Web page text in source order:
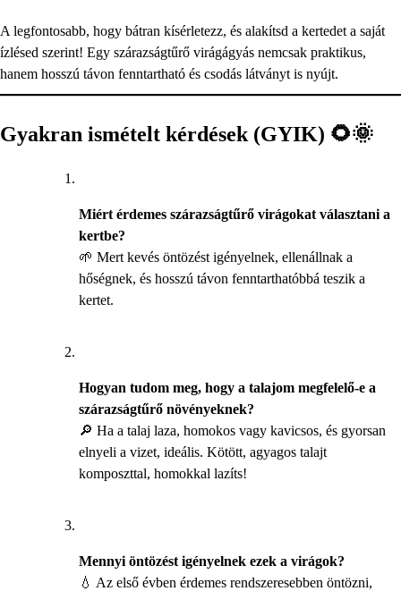
A legfontosabb, hogy bátran kísérletezz, és alakítsd a kertedet a saját
ízlésed szerint! Egy szárazságtűrő virágágyás nemcsak praktikus,
hanem hosszú távon fenntartható és csodás látványt is nyújt.
Gyakran ismételt kérdések (GYIK) 🌻🌞
Miért érdemes szárazságtűrő virágokat választani a
kertbe?
🌱 Mert kevés öntözést igényelnek, ellenállnak a
hőségnek, és hosszú távon fenntarthatóbbá teszik a
kertet.
Hogyan tudom meg, hogy a talajom megfelelő-e a
szárazságtűrő növényeknek?
🔎 Ha a talaj laza, homokos vagy kavicsos, és gyorsan
elnyeli a vizet, ideális. Kötött, agyagos talajt
komposzttal, homokkal lazíts!
Mennyi öntözést igényelnek ezek a virágok?
💧 Az első évben érdemes rendszeresebben öntözni,